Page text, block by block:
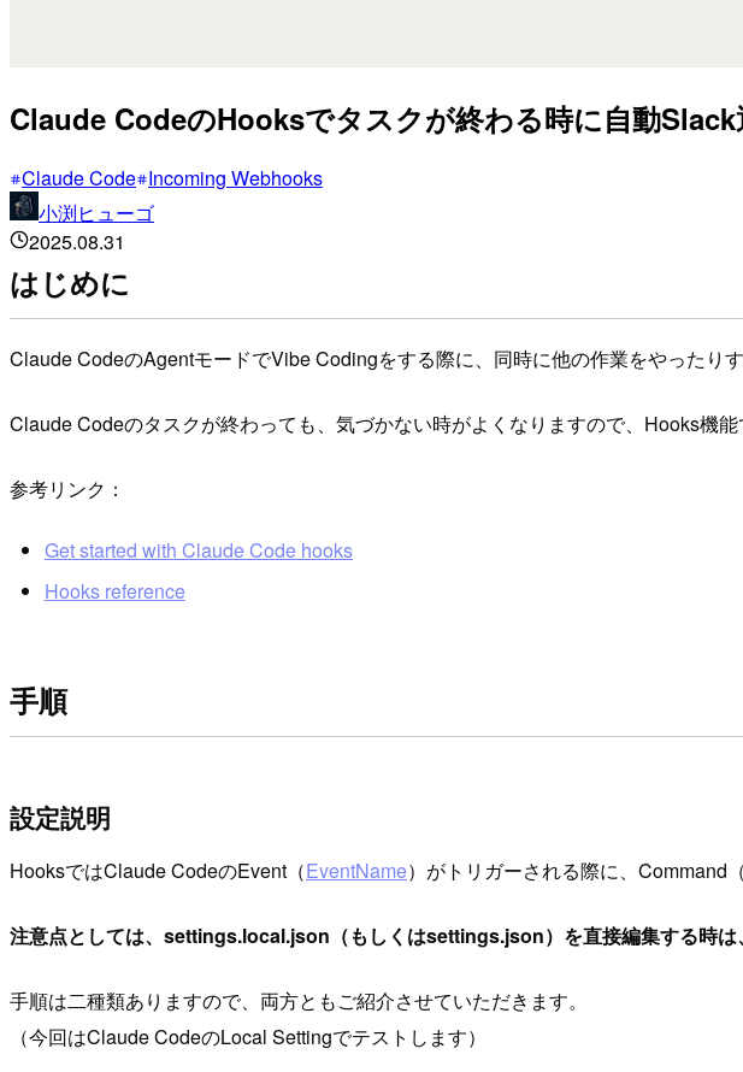
Claude CodeのHooksでタスクが終わる時に自動
Claude Code Incoming Webhooks
小渕ヒューゴ
2025.08.31
はじめに
Claude CodeのAgentモードでVibe Codingをする際に、同時に他の作業をやったりす
Claude Codeのタスクが終わっても、気づかない時がよくなりますので、Hooks機
参考リンク：
Get started with Claude Code hooks
Hooks reference
手順
設定説明
HooksではClaude CodeのEvent（EventName）がトリガーされる際に、Command
注意点としては、settings.local.json（もしくはsettings.json）を直接編集する時は
手順は二種類ありますので、両方ともご紹介させていただきます。
（今回はClaude CodeのLocal Settingでテストします）